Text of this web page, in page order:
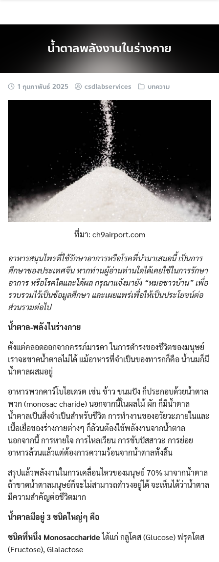
น้ำตาลพลังงานในร่างกาย
1 กุมภาพันธ์ 2025 csdlabservices บทความ
ที่มา: ch9airport.com
อาหารสมุนไพรที่ใช้รักษาอาการหรือโรคที่นำมาเสนอนี้ เป็นการ
ศึกษาของประเทศจีน หากท่านผู้อ่านท่านใดได้เคยใช้ในการรักษา
อาการ หรือโรคใดและได้ผล กรุณาแจ้งมายัง “หมอชาวบ้าน” เพื่อ
รวบรวมไว้เป็นข้อมูลศึกษา และเผยแพร่เพื่อให้เป็นประโยชน์ต่อ
ส่วนรวมต่อไป
น้ำตาล-พลังในร่างกาย
ตั้งแต่คลอดออกจากครรภ์มารดา ในการดำรงของชีวิตของมนุษย์
เราจะขาดน้ำตาลไม่ได้ แม้อาหารที่จำเป็นของทารกก็คือ น้ำนมก็มี
น้ำตาลผสมอยู่
อาหารพวกคาร์โบไฮเดรต เช่น ข้าว ขนมปัง ก็ประกอบด้วยน้ำตาล
พวก (monosac charide) นอกจากนี้ในผลไม้ ผัก ก็มีน้ำตาล
น้ำตาลเป็นสิ่งจำเป็นสำหรับชีวิต การทำงานของอวัยวะภายในและ
เนื้อเยื่อของร่างกายต่างๆ ก็ล้วนต้องใช้พลังงานจากน้ำตาล
นอกจากนี้ การหายใจ การไหลเวียน การขับปัสสาวะ การย่อย
อาหารล้วนแล้วแต่ต้องการความร้อนจากน้ำตาลทั้งสิ้น
สรุปแล้วพลังงานในการเคลื่อนไหวของมนุษย์ 70% มาจากน้ำตาล
ถ้าขาดน้ำตาลมนุษย์ก็จะไม่สามารถดำรงอยู่ได้ จะเห็นได้ว่าน้ำตาล
มีความสำคัญต่อชีวิตมาก
น้ำตาลมีอยู่ 3 ชนิดใหญ่ๆ คือ
ชนิดที่หนึ่ง Monosaccharideได้แก่ กลูโคส (Glucose) ฟรุคโตส
(Fructose), Glalactose